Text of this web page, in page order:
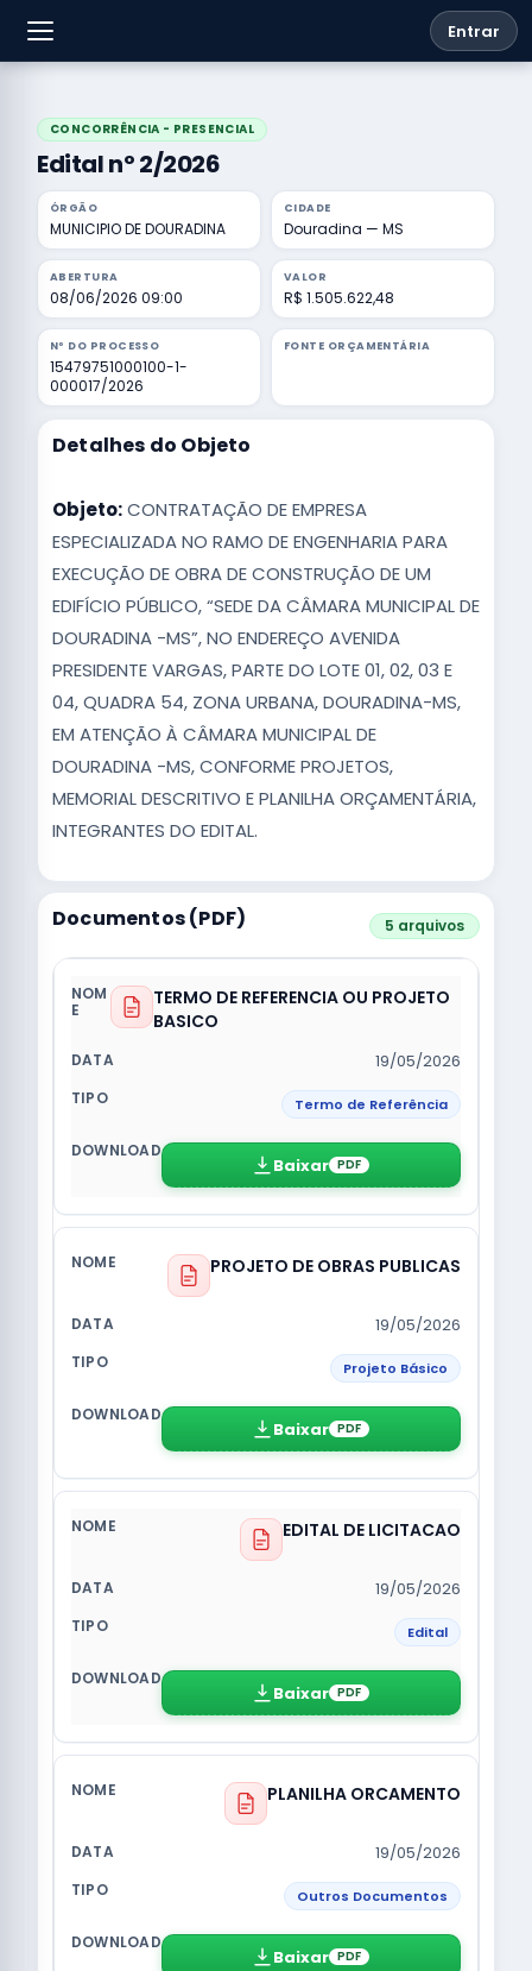
Entrar
CONCORRÊNCIA - PRESENCIAL
Edital nº 2/2026
ÓRGÃO
MUNICIPIO DE DOURADINA
CIDADE
Douradina — MS
ABERTURA
08/06/2026 09:00
VALOR
R$ 1.505.622,48
Nº DO PROCESSO
15479751000100-1-
000017/2026
FONTE ORÇAMENTÁRIA
Detalhes do Objeto
Objeto:CONTRATAÇÃO DE EMPRESA
ESPECIALIZADA NO RAMO DE ENGENHARIA PARA
EXECUÇÃO DE OBRA DE CONSTRUÇÃO DE UM
EDIFÍCIO PÚBLICO, “SEDE DA CÂMARA MUNICIPAL DE
DOURADINA -MS”, NO ENDEREÇO AVENIDA
PRESIDENTE VARGAS, PARTE DO LOTE 01, 02, 03 E
04, QUADRA 54, ZONA URBANA, DOURADINA-MS,
EM ATENÇÃO À CÂMARA MUNICIPAL DE
DOURADINA -MS, CONFORME PROJETOS,
MEMORIAL DESCRITIVO E PLANILHA ORÇAMENTÁRIA,
INTEGRANTES DO EDITAL.
Documentos (PDF) 5 arquivos
TERMO DE REFERENCIA OU PROJETO
BASICO
19/05/2026
Termo de Referência
Baixar PDF
PROJETO DE OBRAS PUBLICAS
19/05/2026
Projeto Básico
Baixar PDF
EDITAL DE LICITACAO
19/05/2026
Edital
Baixar PDF
PLANILHA ORCAMENTO
19/05/2026
Outros Documentos
Baixar PDF